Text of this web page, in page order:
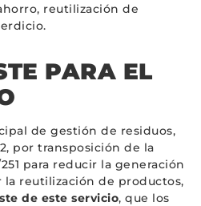
reutilización de
PARA EL
de gestión de residuos,
por transposición de la
para reducir la generación
reutilización de productos,
de este servicio, que los